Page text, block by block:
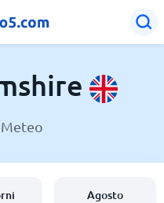
Agosto